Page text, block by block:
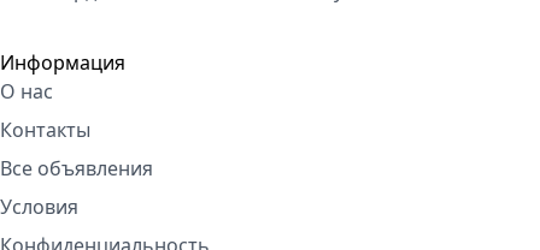
Информация
О нас
Контакты
Все объявления
Условия